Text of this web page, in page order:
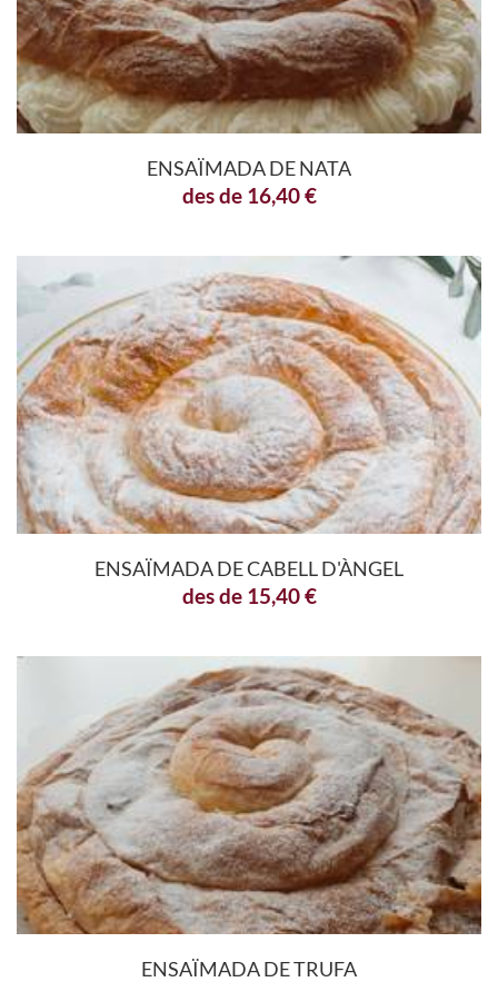
ENSAÏMADA DE NATA
des de16,40€
ENSAÏMADA DE CABELL D'ÀNGEL
des de15,40€
ENSAÏMADA DE TRUFA